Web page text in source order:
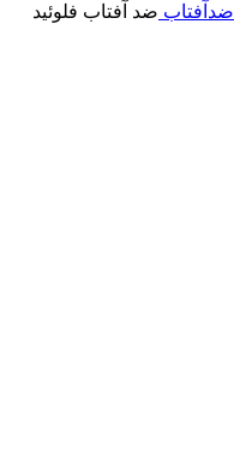
ضدآفتاب ضد آفتاب فلوئید